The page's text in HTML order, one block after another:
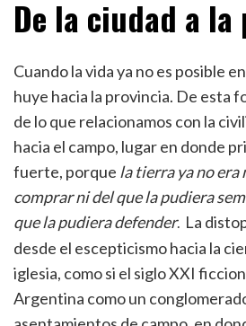
De la ciudad a la
Cuando la vida ya no es posible
huye hacia la provincia. De esta
de lo que relacionamos con la
hacia el campo, lugar en donde
fuerte, porque la tierra ya no era
comprar ni del que la pudiera
que la pudiera defender. La
desde el escepticismo hacia la
iglesia, como si el siglo XXI
Argentina como un